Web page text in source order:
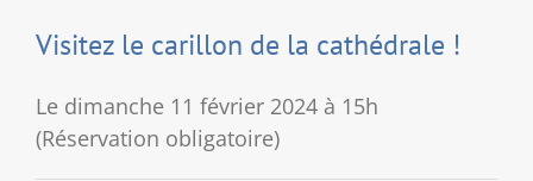
Visitez le carillon de la cathédrale !
Le dimanche 11 février 2024 à 15h
(Réservation obligatoire)